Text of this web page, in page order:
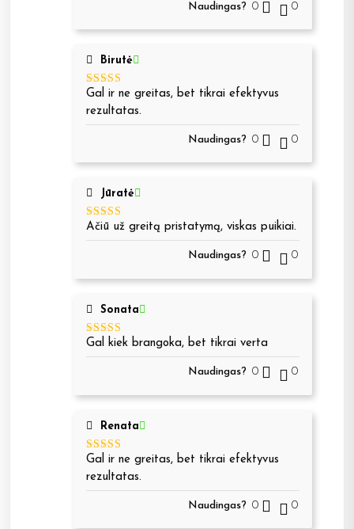
Naudingas? 0 0
Birutė
Įvertinimas:
iš 5
Gal ir ne greitas, bet tikrai efektyvus
rezultatas.
Naudingas? 0 0
Jūratė
Įvertinimas:
5iš 5
Ačiū už greitą pristatymą, viskas puikiai.
Naudingas? 0 0
Sonata
Įvertinimas:
5iš 5
Gal kiek brangoka, bet tikrai verta
Naudingas? 0 0
Renata
Įvertinimas:
iš 5
Gal ir ne greitas, bet tikrai efektyvus
rezultatas.
Naudingas? 0 0